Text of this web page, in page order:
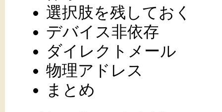
選択肢を残しておく
デバイス非依存
ダイレクトメール
物理アドレス
まとめ